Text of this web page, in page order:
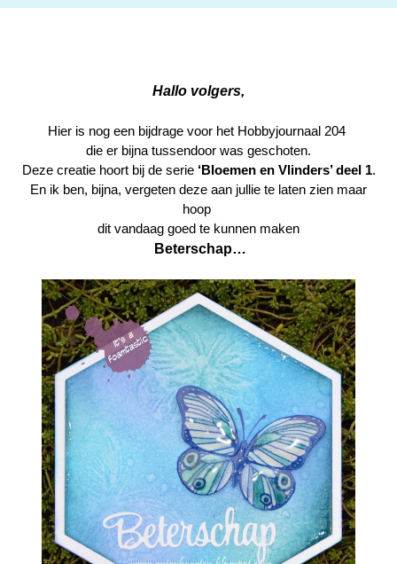
Hallo volgers,
Hier is nog een bijdrage voor het Hobbyjournaal 204
die er bijna tussendoor was geschoten.
Deze creatie hoort bij de serie ‘Bloemen en Vlinders’ deel 1.
En ik ben, bijna, vergeten deze aan jullie te laten zien maar
hoop
dit vandaag goed te kunnen maken
Beterschap…